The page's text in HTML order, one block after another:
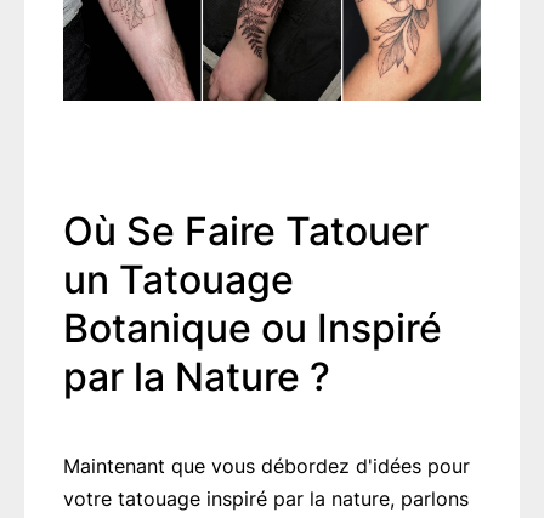
Où Se Faire Tatouer
un Tatouage
Botanique ou Inspiré
par la Nature ?
Maintenant que vous débordez d'idées pour
votre tatouage inspiré par la nature, parlons